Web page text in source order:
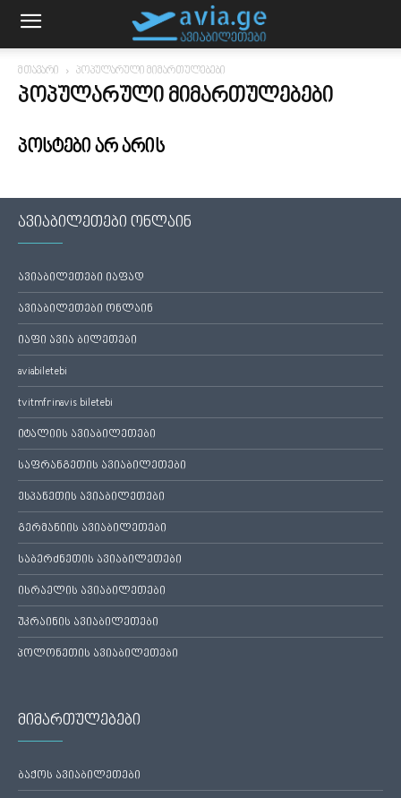
მთავარი პოპულარული მიმართულებები
ᲞᲝᲞᲣᲚᲐᲠᲣᲚᲘ ᲛᲘᲛᲐᲠᲗᲣᲚᲔᲑᲔᲑᲘ
პოსტები არ არის
ავიაბილეთები ონლაინ
ავიაბილეთები იაფად
ავიაბილეთები ონლაინ
იაფი ავია ბილეთები
aviabiletebi
tvitmfrinavis biletebi
იტალიის ავიაბილეთები
საფრანგეთის ავიაბილეთები
ესპანეთის ავიაბილეთები
გერმანიის ავიაბილეთები
საბერძნეთის ავიაბილეთები
ისრაელის ავიაბილეთები
უკრაინის ავიაბილეთები
პოლონეთის ავიაბილეთები
მიმართულებები
ბაქოს ავიაბილეთები